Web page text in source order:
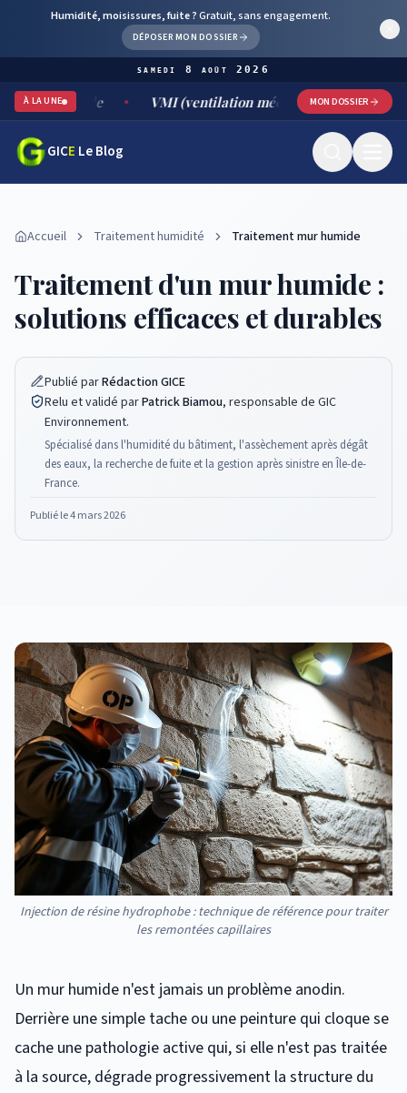
Humidité, moisissures, fuite ?Gratuit, sans engagement.
DÉPOSER MON DOSSIER
samedi 8 août 2026
À LA UNE VMI (ventilation mécanique par insufflation) :
MON DOSSIER
GICE Le Blog
Accueil Traitement humidité Traitement mur humide
Traitement d'un mur humide :
solutions efficaces et durables
Publié parRédaction GICE
Relu et validé parPatrick Biamou, responsable de GIC
Environnement.
Spécialisé dans l'humidité du bâtiment, l'assèchement après dégât
des eaux, la recherche de fuite et la gestion après sinistre en Île-de-
France.
Publié le4 mars 2026
Injection de résine hydrophobe : technique de référence pour traiter
les remontées capillaires
Un mur humide n'est jamais un problème anodin.
Derrière une simple tache ou une peinture qui cloque se
cache une pathologie active qui, si elle n'est pas traitée
à la source, dégrade progressivement la structure du